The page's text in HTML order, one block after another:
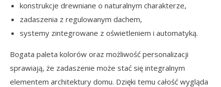
konstrukcje drewniane o naturalnym charakterze,
zadaszenia z regulowanym dachem,
systemy zintegrowane z oświetleniem i automatyką.
Bogata paleta kolorów oraz możliwość personalizacji
sprawiają, że zadaszenie może stać się integralnym
elementem architektury domu. Dzięki temu całość wygląda